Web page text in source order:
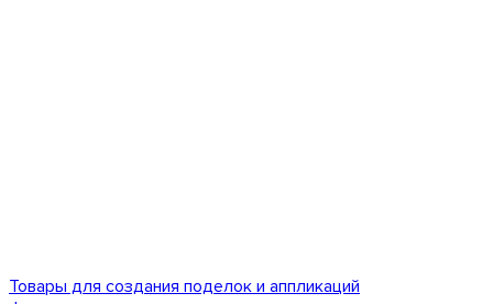
Товары для создания поделок и аппликаций